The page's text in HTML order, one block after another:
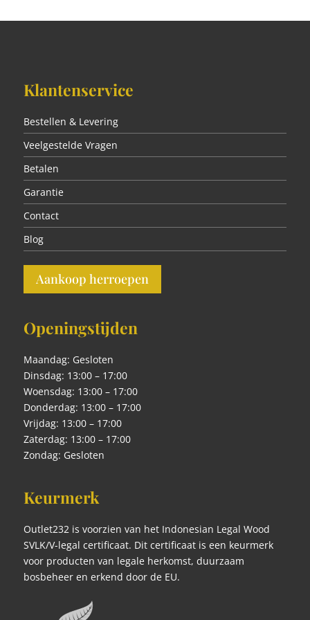
Klantenservice
Bestellen & Levering
Veelgestelde Vragen
Betalen
Garantie
Contact
Blog
Aankoop herroepen
Openingstijden
Maandag: Gesloten
Dinsdag: 13:00 – 17:00
Woensdag: 13:00 – 17:00
Donderdag: 13:00 – 17:00
Vrijdag: 13:00 – 17:00
Zaterdag: 13:00 – 17:00
Zondag: Gesloten
Keurmerk
Outlet232 is voorzien van het Indonesian Legal Wood
SVLK/V-legal certificaat. Dit certificaat is een keurmerk
voor producten van legale herkomst, duurzaam
bosbeheer en erkend door de EU.